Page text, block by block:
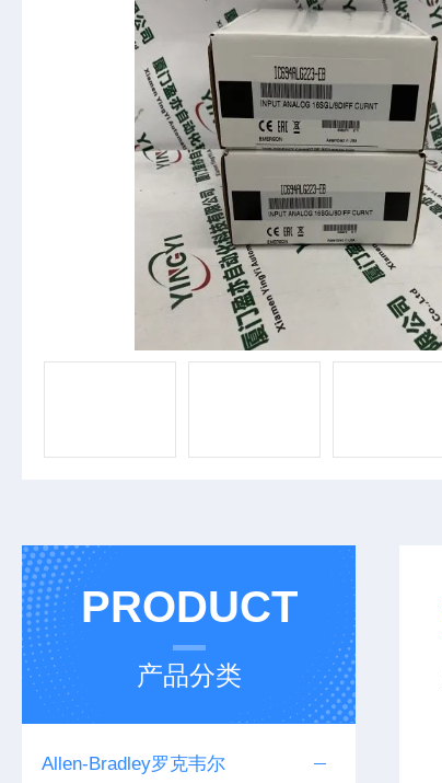
PRODUCT
产品分类
Allen-Bradley罗克韦尔